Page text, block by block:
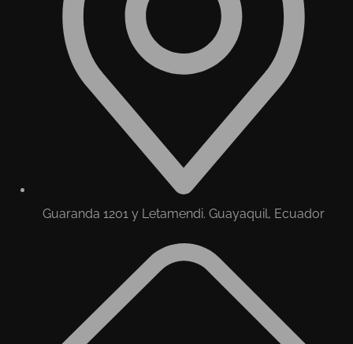
Guaranda 1201 y Letamendi. Guayaquil, Ecuador